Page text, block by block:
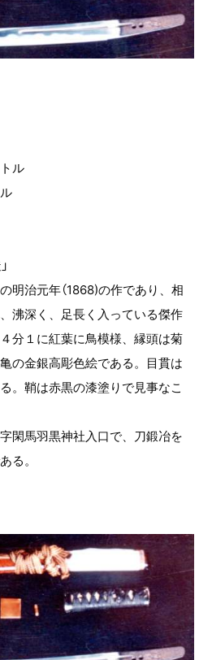
ル
明治元年（1868)の作であり、相
沸深く、足長く入っている傑作
分１に紅葉に鳥模様、縁頭は菊
の金銀高彫色絵である。目貫は
。鞘は赤黒の漆塗りで見事なこ
閑馬羽黒神社入口で、刀鍛冶を
る。